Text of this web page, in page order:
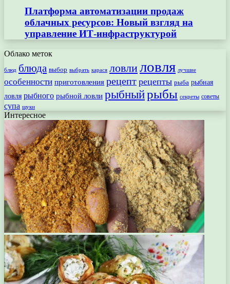
Платформа автоматизации продаж
облачных ресурсов: Новый взгляд на
управление ИТ-инфраструктурой
Облако меток
блюд блюда выбор выбрать карася ловлиловля лучшие
особенности приготовления рецепт рецепты рыба рыбная
ловля рыбного рыбной ловли рыбныйрыбы секреты советы
супа щуки
Интересное